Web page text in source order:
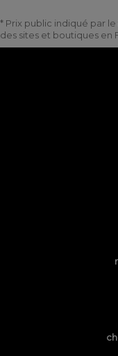
* Prix public indiqué par
des sites et boutiques en